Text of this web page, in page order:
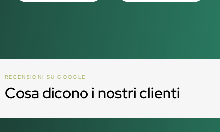
RECENSIONI SU GOOGLE
Cosa dicono i nostri clienti